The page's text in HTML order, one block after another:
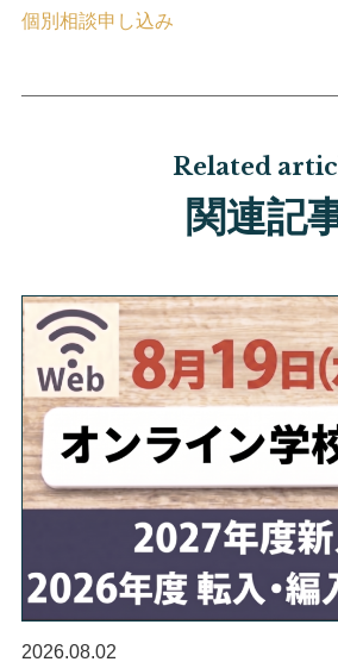
個別相談申し込み
Related
関連記
2026.08.02